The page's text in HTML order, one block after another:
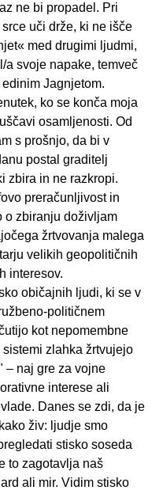
ne bi propadel. Pri
uči drže, ki ne išče
med drugimi ljudmi,
a svoje napake, temveč
Jagnjetom.
ko se konča moja
osamljenosti. Od
s prošnjo, da bi v
postal graditelj
zbira in ne razkropi.
preračunljivost in
o zbiranju doživljam
žrtvovanja malega
velikih geopolitičnih
interesov.
običajnih ljudi, ki se v
političnem
kot nepomembne
zlahka žrtvujejo
– naj gre za vojne
interese ali
Danes se zdi, da je
živ: ljudje smo
stisko soseda
to zagotavlja naš
ali mir. Vidim stisko